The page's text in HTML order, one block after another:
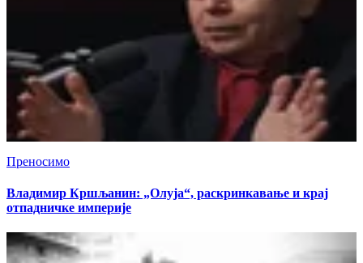
Преносимо
Владимир Кршљанин: „Олуја“, раскринкавање и крај
отпадничке империје